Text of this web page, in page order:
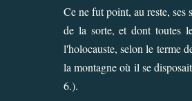
Ce ne fut point, au reste,
de la sorte, et dont toutes
l'holocauste, selon le terme
la montagne où il se
6.).